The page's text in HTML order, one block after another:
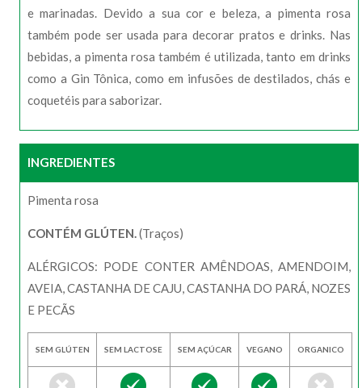
e marinadas. Devido a sua cor e beleza, a pimenta rosa
também pode ser usada para decorar pratos e drinks. Nas
bebidas, a pimenta rosa também é utilizada, tanto em drinks
como a Gin Tônica, como em infusões de destilados, chás e
coquetéis para saborizar.
INGREDIENTES
Pimenta rosa
CONTÉM GLÚTEN. (Traços)
ALÉRGICOS: PODE CONTER AMÊNDOAS, AMENDOIM,
AVEIA, CASTANHA DE CAJU, CASTANHA DO PARÁ, NOZES
E PECÃS
SEM GLÚTEN SEM LACTOSE SEM AÇÚCAR VEGANO ORGANICO